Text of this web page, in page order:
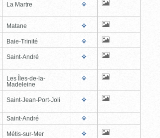
La Martre
Matane
Baie-Trinité
Saint-André
Les Îles-de-la-
Madeleine
Saint-Jean-Port-Joli
Saint-André
Métis-sur-Mer